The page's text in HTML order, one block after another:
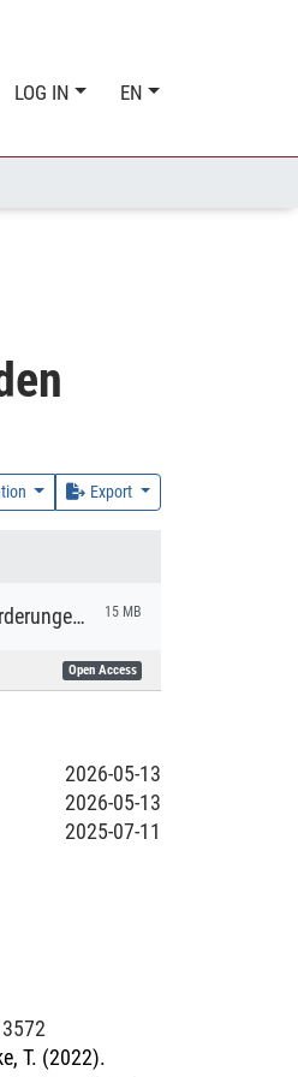
LOG IN EN
Export
Wirth_Zum_Einfluss_sprachlicher_Anforderungen_auf_die_Leistungsmotivation_und_die_Leistungsemotionen_von_Lernenden_Diss.pdf 15 MB
Open Access
2026-05-13
2026-05-13
2025-07-11
T. (2022).